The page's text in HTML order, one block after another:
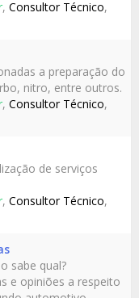
, Consultor Técnico,
a preparação do
nitro, entre outros.
, Consultor Técnico,
de serviços
, Consultor Técnico,
sabe qual?
e opiniões a respeito